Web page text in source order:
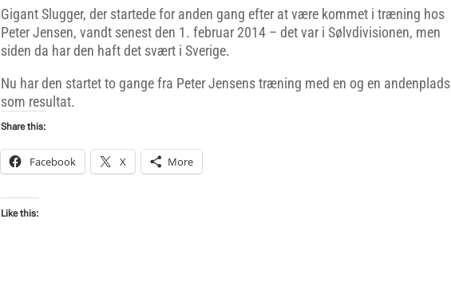
Gigant Slugger, der startede for anden gang efter at være kommet i træning hos
Peter Jensen, vandt senest den 1. februar 2014 – det var i Sølvdivisionen, men
siden da har den haft det svært i Sverige.
Nu har den startet to gange fra Peter Jensens træning med en og en andenplads
som resultat.
Share this:
Facebook X More
Like this: